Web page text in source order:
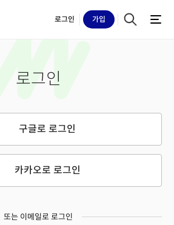
로그인 가입
로그인
구글로 로그인
카카오로 로그인
또는 이메일로 로그인